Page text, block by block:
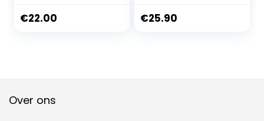
Sigaar
€22.00 €25.90
Over ons